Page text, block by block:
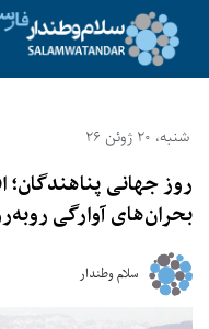
شنبه، 20 ژوئن 26
روز جهانی پناهندگان؛
بحران‌های آوارگی
سلام وطندار